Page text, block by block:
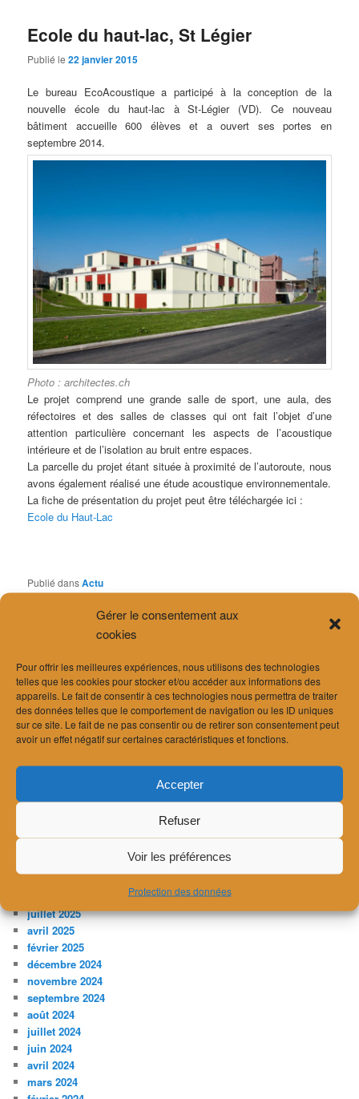
Gérer le consentement aux
cookies
Pour offrir les meilleures expériences, nous utilisons des technologies
telles que les cookies pour stocker et/ou accéder aux informations des
appareils. Le fait de consentir à ces technologies nous permettra de traiter
des données telles que le comportement de navigation ou les ID uniques
sur ce site. Le fait de ne pas consentir ou de retirer son consentement peut
avoir un effet négatif sur certaines caractéristiques et fonctions.
Accepter
Refuser
Voir les préférences
Protection des données
Ecole du haut-lac, St Légier
Publié le22 janvier 2015
Le bureau EcoAcoustique a participé à la conception de la
nouvelle école du haut-lac à St-Légier (VD). Ce nouveau
bâtiment accueille 600 élèves et a ouvert ses portes en
septembre 2014.
Photo : architectes.ch
Le projet comprend une grande salle de sport, une aula, des
réfectoires et des salles de classes qui ont fait l’objet d’une
attention particulière concernant les aspects de l’acoustique
intérieure et de l’isolation au bruit entre espaces.
La parcelle du projet étant située à proximité de l’autoroute, nous
avons également réalisé une étude acoustique environnementale.
La fiche de présentation du projet peut être téléchargée ici :
Ecole du Haut-Lac
Publié dansActu
ARTICLES RÉCENTS
A l’écoute de la ville
Balade acoustique à Lausanne
Norme SIA181/1 « Acoustique des salles »
Interview sur les radars antibruit
juillet 2025
avril 2025
février 2025
décembre 2024
novembre 2024
septembre 2024
août 2024
juillet 2024
juin 2024
avril 2024
mars 2024